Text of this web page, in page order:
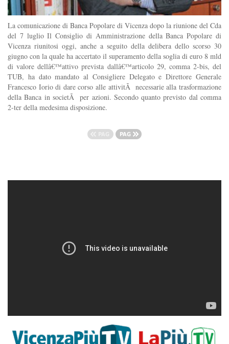
La comunicazione di Banca Popolare di Vicenza dopo la riunione del Cda
del 7 luglio Il Consiglio di Amministrazione della Banca Popolare di
Vicenza riunitosi oggi, anche a seguito della delibera dello scorso 30
giugno con la quale ha accertato il superamento della soglia di euro 8 mld
di valore dellâ€™attivo prevista dallâ€™articolo 29, comma 2-bis, del
TUB, ha dato mandato al Consigliere Delegato e Direttore Generale
Francesco Iorio di dare corso alle attivitÃ necessarie alla trasformazione
della Banca in societÃ per azioni. Secondo quanto previsto dal comma
2-ter della medesima disposizione.